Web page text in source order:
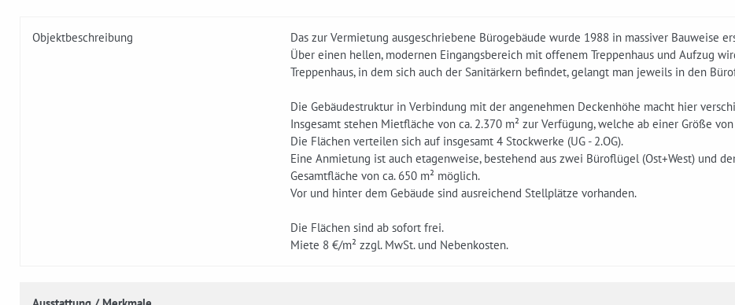
Objektbeschreibung
Das zur Vermietung ausgeschriebene Bürogebäude wurde 1988 in massiver Bauweise
Über einen hellen, modernen Eingangsbereich mit offenem Treppenhaus und Aufzug
Treppenhaus, in dem sich auch der Sanitärkern befindet, gelangt man jeweils in den
Die Gebäudestruktur in Verbindung mit der angenehmen Deckenhöhe macht hier
Insgesamt stehen Mietfläche von ca. 2.370 m² zur Verfügung, welche ab einer Größe
Die Flächen verteilen sich auf insgesamt 4 Stockwerke (UG - 2.OG).
Eine Anmietung ist auch etagenweise, bestehend aus zwei Büroflügel (Ost+West) und
Gesamtfläche von ca. 650 m² möglich.
Vor und hinter dem Gebäude sind ausreichend Stellplätze vorhanden.
Die Flächen sind ab sofort frei.
Miete 8 €/m² zzgl. MwSt. und Nebenkosten.